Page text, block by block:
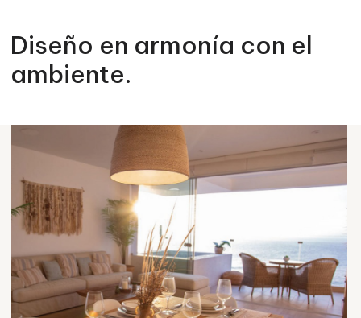
Diseño en armonía con el
ambiente.